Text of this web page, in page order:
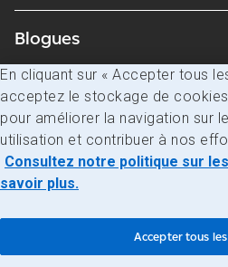
Blogues
Avis juridiques
Confidentialité
Accès à l’information
En cliquant sur « Accepter tous
acceptez le stockage de
pour améliorer la navigation sur
utilisation et contribuer à nos
Consultez notre politique sur
savoir plus.
Accepter tous